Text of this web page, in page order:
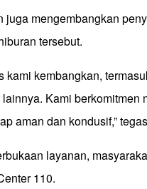
juga mengembangkan
tersebut.
kami kembangkan,
Kami berkomitmen
aman dan kondusif,”
layanan,
110.